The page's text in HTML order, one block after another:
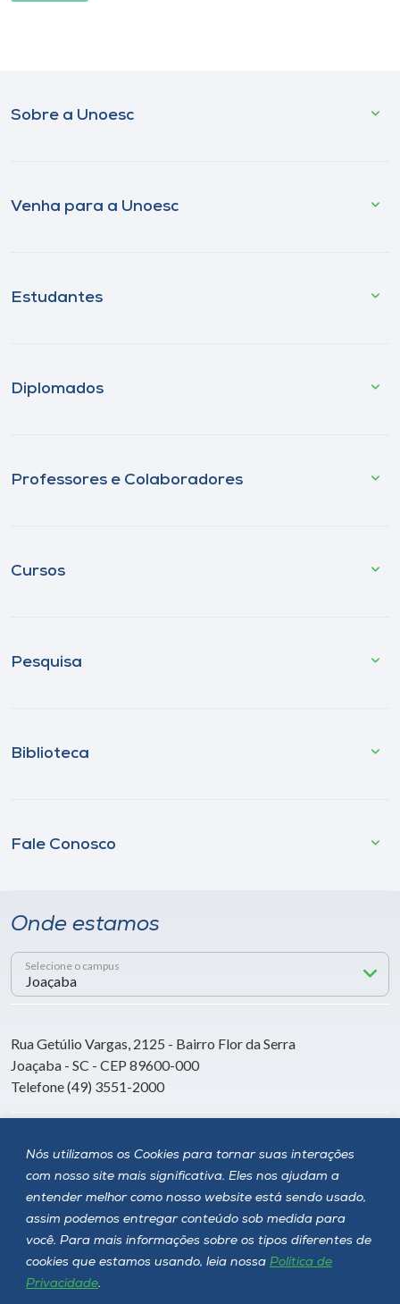
Nós utilizamos os Cookies para tornar suas interações
com nosso site mais significativa. Eles nos ajudam a
entender melhor como nosso website está sendo usado,
assim podemos entregar conteúdo sob medida para
você. Para mais informações sobre os tipos diferentes de
cookies que estamos usando, leia nossa Política de
Privacidade.
Sobre a Unoesc
Venha para a Unoesc
Estudantes
Diplomados
Professores e Colaboradores
Cursos
Pesquisa
Biblioteca
Fale Conosco
Onde estamos
Selecione o campus
Rua Getúlio Vargas, 2125 - Bairro Flor da Serra
Joaçaba - SC - CEP 89600-000
Telefone (49) 3551-2000
Siga a Unoesc